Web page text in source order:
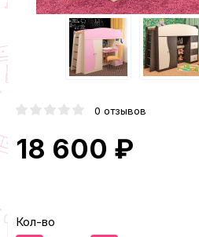
0 отзывов
18 600 ₽
Кол-во